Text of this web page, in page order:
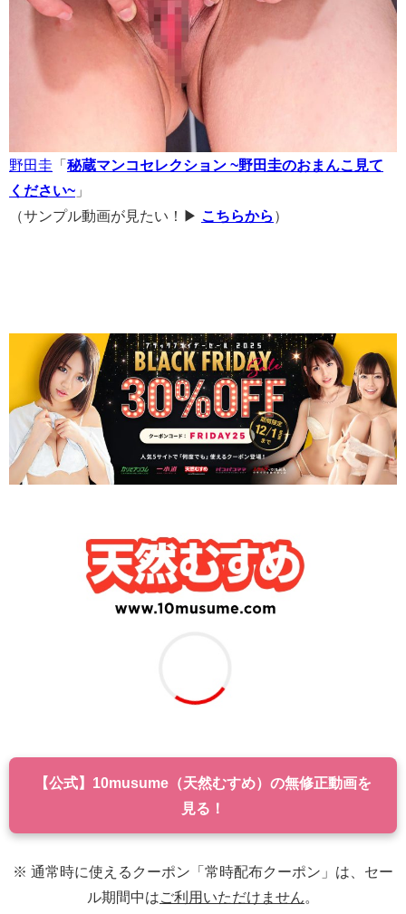
野田圭 「 秘蔵マンコセレクション ~野田圭のおまんこ見て
ください~ 」
（サンプル動画が見たい！▶ こちらから ）
【公式】10musume（天然むすめ）の無修正動画を
見る！
※ 通常時に使えるクーポン「常時配布クーポン」は、セー
ル期間中は ご利用いただけません